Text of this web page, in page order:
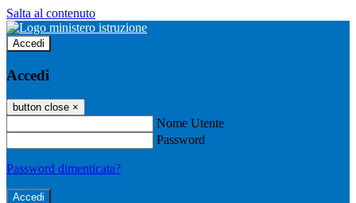
Salta al contenuto
Accedi
Accedi
button close ×
Nome Utente
Password
Password dimenticata?